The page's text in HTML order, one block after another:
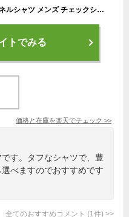
◎クーポン使用 2枚で￥3,000円オフ ネルシャツ メンズ チェックシャツ 長袖シャツ 厚手 ヘビーウエイト 裏起毛 防寒 ライトアウター チェックネルシャツ アウトドア キャンプ アメカジ ヒース
トでみる
価格と在庫を楽天でチェック >>
す。タフなシャツで、豊
べますのでおすすめです
全てのおすすめコメント (1 件) >